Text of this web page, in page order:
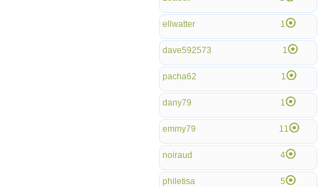
ellwatter 1
dave592573 1
pacha62 1
dany79 1
emmy79 11
noiraud 4
philetisa 5